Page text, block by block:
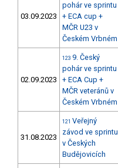
03.09.2023
pohár ve sprintu
+ ECA cup +
MČR U23 v
Českém Vrbném
02.09.2023
123 9. Český
pohár ve sprintu
+ ECA Cup +
MČR veteránů v
Českém Vrbném
31.08.2023
121 Veřejný
závod ve sprintu
v Českých
Budějovicích